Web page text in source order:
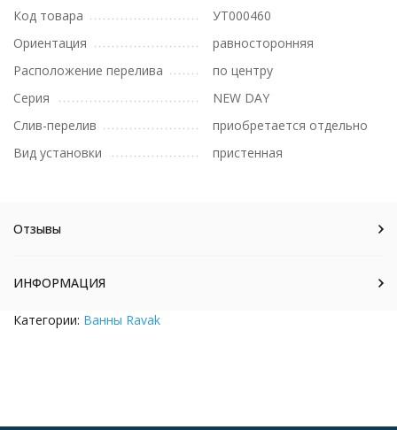
Код товара
УТ000460
Ориентация
равносторонняя
Расположение перелива
по центру
Серия
NEW DAY
Слив-перелив
приобретается отдельно
Вид установки
пристенная
Отзывы
ИНФОРМАЦИЯ
Категории: Ванны Ravak